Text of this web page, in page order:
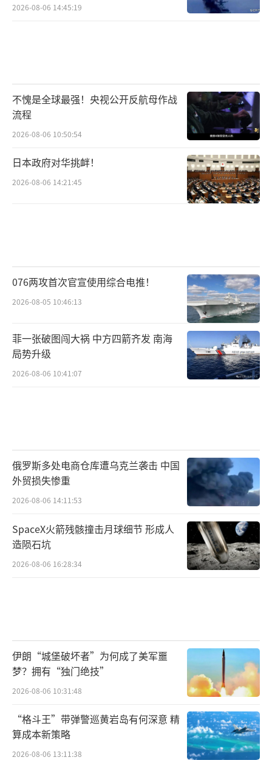
2026-08-06 14:45:19
不愧是全球最强！央视公开反航母作战
流程
2026-08-06 10:50:54
日本政府对华挑衅！
2026-08-06 14:21:45
076两攻首次官宣使用综合电推！
2026-08-05 10:46:13
菲一张破图闯大祸 中方四箭齐发 南海
局势升级
2026-08-06 10:41:07
俄罗斯多处电商仓库遭乌克兰袭击 中国
外贸损失惨重
2026-08-06 14:11:53
SpaceX火箭残骸撞击月球细节 形成人
造陨石坑
2026-08-06 16:28:34
伊朗“城堡破坏者”为何成了美军噩
梦？拥有“独门绝技”
2026-08-06 10:31:48
“格斗王”带弹警巡黄岩岛有何深意 精
算成本新策略
2026-08-06 13:11:38